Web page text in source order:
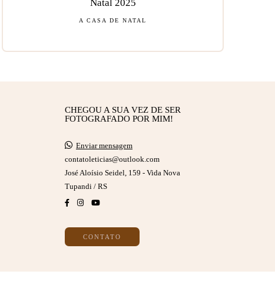
Natal 2025
A CASA DE NATAL
CHEGOU A SUA VEZ DE SER
FOTOGRAFADO POR MIM!
Enviar mensagem
contatoleticias@outlook.com
José Aloísio Seidel, 159 - Vida Nova
Tupandi / RS
CONTATO